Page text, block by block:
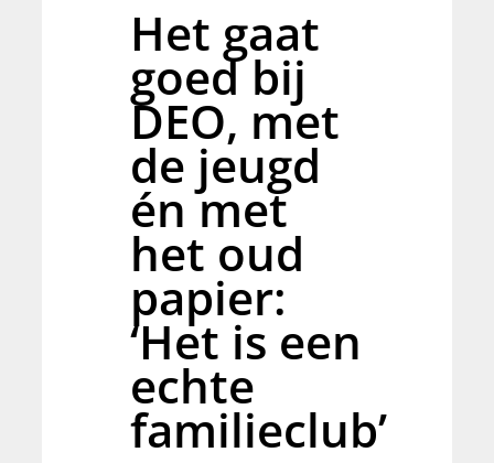
Het gaat
goed bij
DEO, met
de jeugd
én met
het oud
papier:
‘Het is een
echte
familieclub’